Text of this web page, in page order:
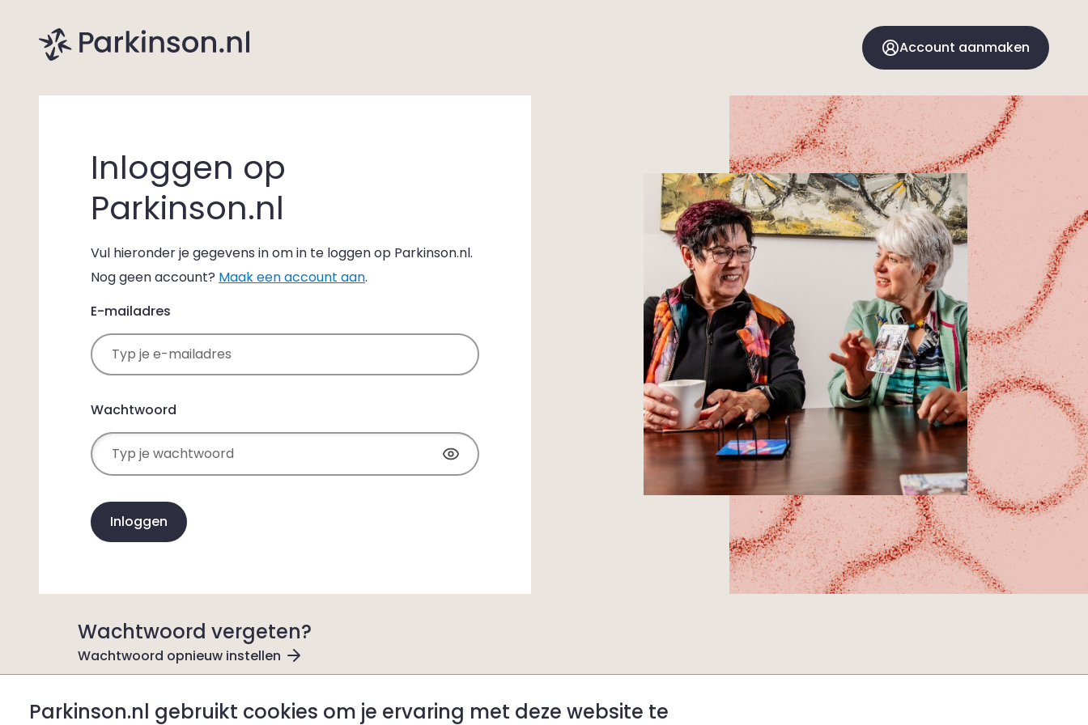
Account aanmaken
Inloggen op
Parkinson.nl
Vul hieronder je gegevens in om in te loggen op Parkinson.nl.
Nog geen account? Maak een account aan.
E-mailadres
Wachtwoord
Inloggen
Wachtwoord vergeten?
Wachtwoord opnieuw instellen
Parkinson.nl gebruikt cookies om je ervaring met deze website te